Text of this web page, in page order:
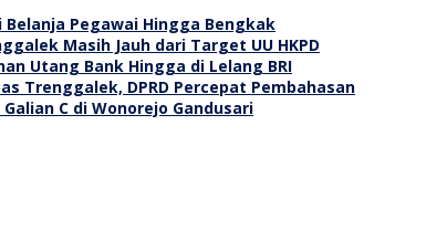
Pegawai Hingga Bengkak
Masih Jauh dari Target UU HKPD
Utang Bank Hingga di Lelang BRI
Trenggalek, DPRD Percepat Pembahasan
C di Wonorejo Gandusari